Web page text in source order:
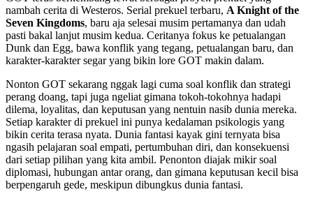
nambah cerita di Westeros. Serial prekuel terbaru, A Knight of the
Seven Kingdoms, baru aja selesai musim pertamanya dan udah
pasti bakal lanjut musim kedua. Ceritanya fokus ke petualangan
Dunk dan Egg, bawa konflik yang tegang, petualangan baru, dan
karakter-karakter segar yang bikin lore GOT makin dalam.
Nonton GOT sekarang nggak lagi cuma soal konflik dan strategi
perang doang, tapi juga ngeliat gimana tokoh-tokohnya hadapi
dilema, loyalitas, dan keputusan yang nentuin nasib dunia mereka.
Setiap karakter di prekuel ini punya kedalaman psikologis yang
bikin cerita terasa nyata. Dunia fantasi kayak gini ternyata bisa
ngasih pelajaran soal empati, pertumbuhan diri, dan konsekuensi
dari setiap pilihan yang kita ambil. Penonton diajak mikir soal
diplomasi, hubungan antar orang, dan gimana keputusan kecil bisa
berpengaruh gede, meskipun dibungkus dunia fantasi.